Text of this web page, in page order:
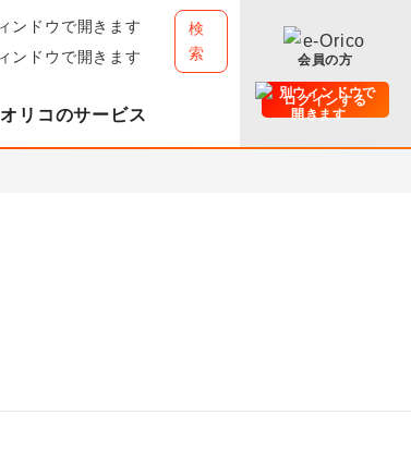
検
索
オリコのサービス
会員の方
ログインする